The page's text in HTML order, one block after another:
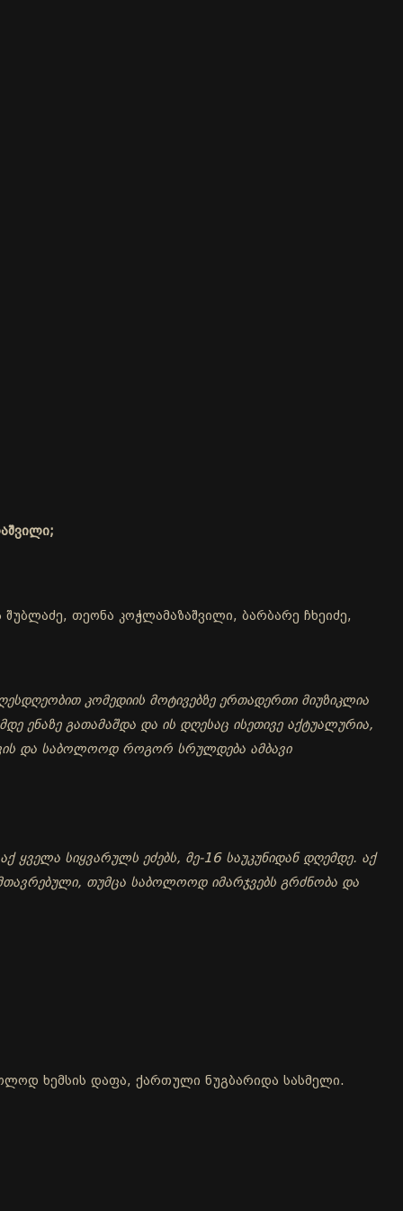
თეონა კოჭლამაზაშვილი, ბარბარე ჩხეიძე,
კომედიის მოტივებზე ერთადერთი მიუზიკლია
ენაზე გათამაშდა და ის დღესაც ისეთივე აქტუალურია,
და საბოლოოდ როგორ სრულდება ამბავი
ყველა სიყვარულს ეძებს, მე-16 საუკუნიდან დღემდე. აქ
თუმცა საბოლოოდ იმარჯვებს გრძნობა და
ხემსის დაფა, ქართული ნუგბარიდა სასმელი.